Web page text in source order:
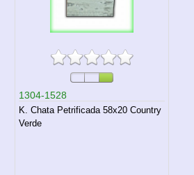
1304-1528
K. Chata Petrificada 58x20 Country
Verde